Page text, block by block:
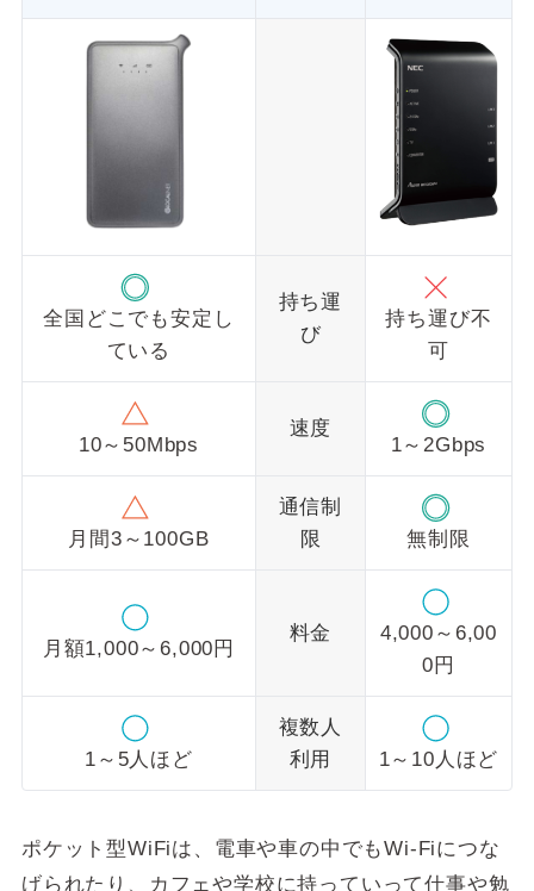
全国どこでも安定し
ている
持ち運
び
持ち運び不
可
10～50Mbps
速度
1～2Gbps
月間3～100GB
通信制
限
無制限
月額1,000～6,000円
料金
4,000～6,00
0円
1～5人ほど
複数人
利用
1～10人ほど
ポケット型WiFiは、電車や車の中でもWi-Fiにつな
げられたり、カフェや学校に持っていって仕事や勉